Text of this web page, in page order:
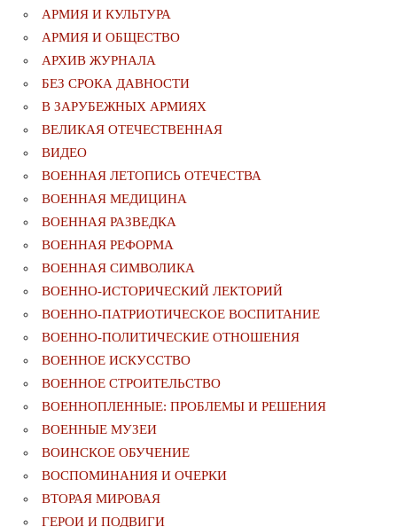
АРМИЯ И КУЛЬТУРА
АРМИЯ И ОБЩЕСТВО
АРХИВ ЖУРНАЛА
БЕЗ СРОКА ДАВНОСТИ
В ЗАРУБЕЖНЫХ АРМИЯХ
ВЕЛИКАЯ ОТЕЧЕСТВЕННАЯ
ВИДЕО
ВОЕННАЯ ЛЕТОПИСЬ ОТЕЧЕСТВА
ВОЕННАЯ МЕДИЦИНА
ВОЕННАЯ РАЗВЕДКА
ВОЕННАЯ РЕФОРМА
ВОЕННАЯ СИМВОЛИКА
ВОЕННО-ИСТОРИЧЕСКИЙ ЛЕКТОРИЙ
ВОЕННО-ПАТРИОТИЧЕСКОЕ ВОСПИТАНИЕ
ВОЕННО-ПОЛИТИЧЕСКИE ОТНОШЕНИЯ
ВОЕННОЕ ИСКУССТВО
ВОЕННОЕ СТРОИТЕЛЬСТВО
ВОЕННОПЛЕННЫЕ: ПРОБЛЕМЫ И РЕШЕНИЯ
ВОЕННЫЕ МУЗЕИ
ВОИНСКОЕ ОБУЧЕНИЕ
ВОСПОМИНАНИЯ И ОЧЕРКИ
ВТОРАЯ МИРОВАЯ
ГЕРОИ И ПОДВИГИ